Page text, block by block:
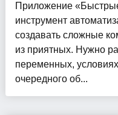
Приложение
инструмент
создавать сложные
из приятных. Нужно
переменных,
очередного об...